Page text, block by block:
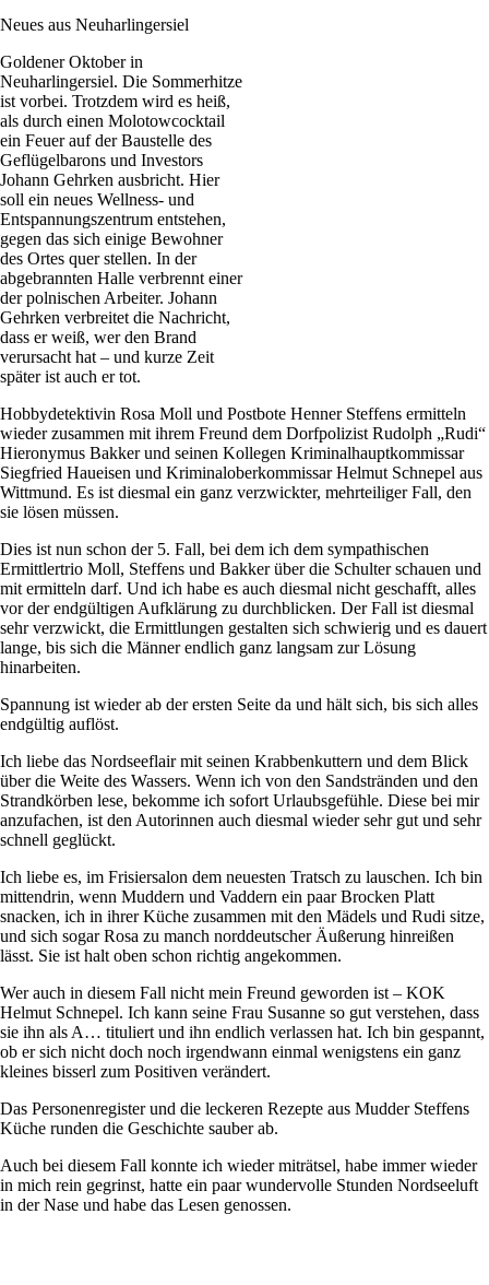
Neues aus Neuharlingersiel
Goldener Oktober in
Neuharlingersiel. Die Sommerhitze
ist vorbei. Trotzdem wird es heiß,
als durch einen Molotowcocktail
ein Feuer auf der Baustelle des
Geflügelbarons und Investors
Johann Gehrken ausbricht. Hier
soll ein neues Wellness- und
Entspannungszentrum entstehen,
gegen das sich einige Bewohner
des Ortes quer stellen. In der
abgebrannten Halle verbrennt einer
der polnischen Arbeiter. Johann
Gehrken verbreitet die Nachricht,
dass er weiß, wer den Brand
verursacht hat – und kurze Zeit
später ist auch er tot.
Hobbydetektivin Rosa Moll und Postbote Henner Steffens ermitteln
wieder zusammen mit ihrem Freund dem Dorfpolizist Rudolph „Rudi“
Hieronymus Bakker und seinen Kollegen Kriminalhauptkommissar
Siegfried Haueisen und Kriminaloberkommissar Helmut Schnepel aus
Wittmund. Es ist diesmal ein ganz verzwickter, mehrteiliger Fall, den
sie lösen müssen.
Dies ist nun schon der 5. Fall, bei dem ich dem sympathischen
Ermittlertrio Moll, Steffens und Bakker über die Schulter schauen und
mit ermitteln darf. Und ich habe es auch diesmal nicht geschafft, alles
vor der endgültigen Aufklärung zu durchblicken. Der Fall ist diesmal
sehr verzwickt, die Ermittlungen gestalten sich schwierig und es dauert
lange, bis sich die Männer endlich ganz langsam zur Lösung
hinarbeiten.
Spannung ist wieder ab der ersten Seite da und hält sich, bis sich alles
endgültig auflöst.
Ich liebe das Nordseeflair mit seinen Krabbenkuttern und dem Blick
über die Weite des Wassers. Wenn ich von den Sandstränden und den
Strandkörben lese, bekomme ich sofort Urlaubsgefühle. Diese bei mir
anzufachen, ist den Autorinnen auch diesmal wieder sehr gut und sehr
schnell geglückt.
Ich liebe es, im Frisiersalon dem neuesten Tratsch zu lauschen. Ich bin
mittendrin, wenn Muddern und Vaddern ein paar Brocken Platt
snacken, ich in ihrer Küche zusammen mit den Mädels und Rudi sitze,
und sich sogar Rosa zu manch norddeutscher Äußerung hinreißen
lässt. Sie ist halt oben schon richtig angekommen.
Wer auch in diesem Fall nicht mein Freund geworden ist – KOK
Helmut Schnepel. Ich kann seine Frau Susanne so gut verstehen, dass
sie ihn als A… tituliert und ihn endlich verlassen hat. Ich bin gespannt,
ob er sich nicht doch noch irgendwann einmal wenigstens ein ganz
kleines bisserl zum Positiven verändert.
Das Personenregister und die leckeren Rezepte aus Mudder Steffens
Küche runden die Geschichte sauber ab.
Auch bei diesem Fall konnte ich wieder miträtsel, habe immer wieder
in mich rein gegrinst, hatte ein paar wundervolle Stunden Nordseeluft
in der Nase und habe das Lesen genossen.